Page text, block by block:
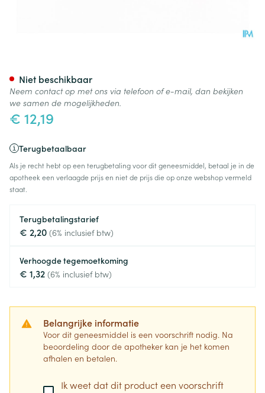
€ 12,19
Terugbetaalbaar
Als je recht hebt op een terugbetaling voor dit geneesmiddel, betaal je in de
apotheek een verlaagde prijs en niet de prijs die op onze webshop vermeld
staat.
Terugbetalingstarief
€ 2,20 (6% inclusief btw)
Verhoogde tegemoetkoming
€ 1,32 (6% inclusief btw)
Belangrijke informatie
Voor dit geneesmiddel is een voorschrift nodig. Na
beoordeling door de apotheker kan je het komen
afhalen en betalen.
Ik weet dat dit product een voorschrift
Niet beschikbaar
Neem contact op met ons via telefoon of e-mail, dan bekijken
we samen de mogelijkheden.